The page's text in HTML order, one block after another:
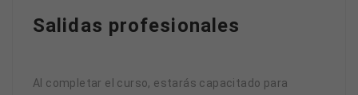
Salidas profesionales
Al completar el curso, estarás capacitado para